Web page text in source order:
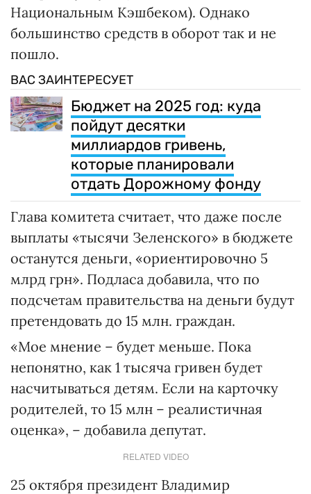
Национальным Кэшбеком). Однако
большинство средств в оборот так и не
пошло.
ВАС ЗАИНТЕРЕСУЕТ
Бюджет на 2025 год: куда
пойдут десятки
миллиардов гривень,
которые планировали
отдать Дорожному фонду
Глава комитета считает, что даже после
выплаты «тысячи Зеленского» в бюджете
останутся деньги, «ориентировочно 5
млрд грн». Подласа добавила, что по
подсчетам правительства на деньги будут
претендовать до 15 млн. граждан.
«Мое мнение – будет меньше. Пока
непонятно, как 1 тысяча гривен будет
насчитываться детям. Если на карточку
родителей, то 15 млн – реалистичная
оценка», – добавила депутат.
RELATED VIDEO
25 октября президент Владимир